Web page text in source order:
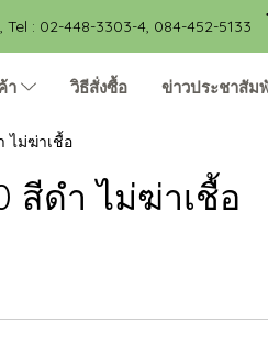
: 02-448-3303-4, 084-452-5133
า วิธีสั่งซื้อ ข่าวประชาสัม
ไม่ฆ่าเชื้อ
สีดำ ไม่ฆ่าเชื้อ